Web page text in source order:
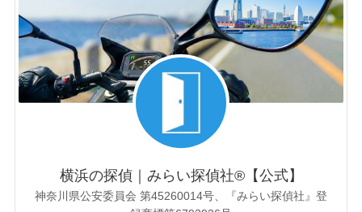
横浜の探偵｜みらい探偵社®︎【公式】
神奈川県公安委員会 第45260014号、『みらい探偵社』登